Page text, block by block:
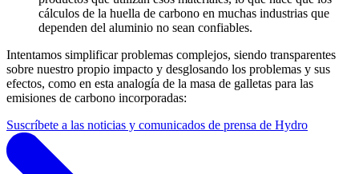
cálculos de la huella de carbono en muchas industrias que
dependen del aluminio no sean confiables.
Intentamos simplificar problemas complejos, siendo transparentes
sobre nuestro propio impacto y desglosando los problemas y sus
efectos, como en esta analogía de la masa de galletas para las
emisiones de carbono incorporadas:
Suscríbete a las noticias y comunicados de prensa de Hydro